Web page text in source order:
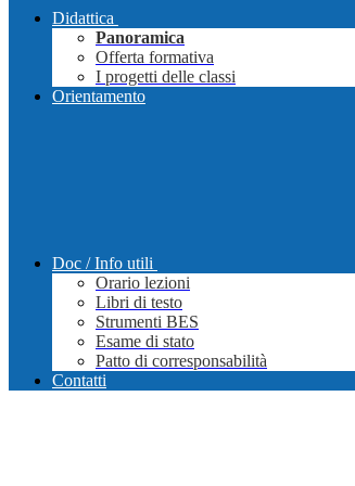
Didattica
Panoramica
Offerta formativa
I progetti delle classi
Orientamento
Doc / Info utili
Orario lezioni
Libri di testo
Strumenti BES
Esame di stato
Patto di corresponsabilità
Contatti